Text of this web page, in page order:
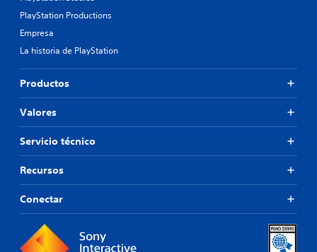
PlayStation Productions
Empresa
La historia de PlayStation
Productos
Valores
Servicio técnico
Recursos
Conectar